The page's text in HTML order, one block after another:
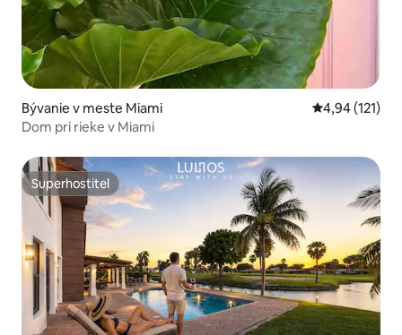
Bývanie v meste Miami Priemerné
4,94 (121)
Dom pri rieke v Miami
Superhostiteľ
Superhostiteľ